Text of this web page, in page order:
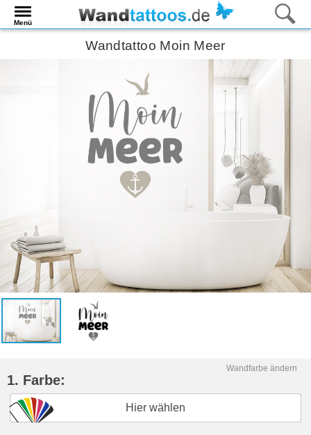
Menü
Wandtattoo Moin Meer
Wandfarbe ändern
1. Farbe:
Hier wählen